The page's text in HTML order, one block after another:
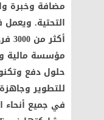
مضافة وخبرة
التحتية.
حلول دفع
للتطوير
في جميع